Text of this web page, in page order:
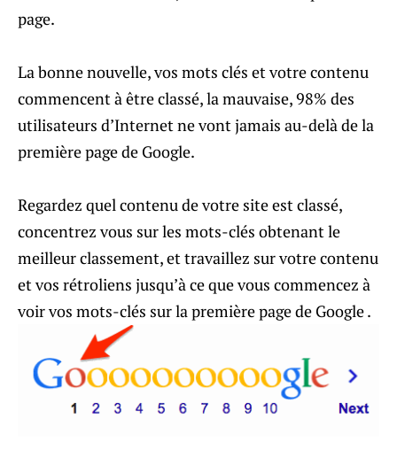
page.
La bonne nouvelle, vos mots clés et votre contenu
commencent à être classé, la mauvaise, 98% des
utilisateurs d’Internet ne vont jamais au-delà de la
première page de Google.
Regardez quel contenu de votre site est classé,
concentrez vous sur les mots-clés obtenant le
meilleur classement, et travaillez sur votre contenu
et vos rétroliens jusqu’à ce que vous commencez à
voir vos mots-clés sur la première page de Google .